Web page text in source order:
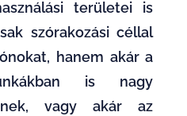
területei is
szórakozási céllal
hanem akár a
is nagy
vagy akár az